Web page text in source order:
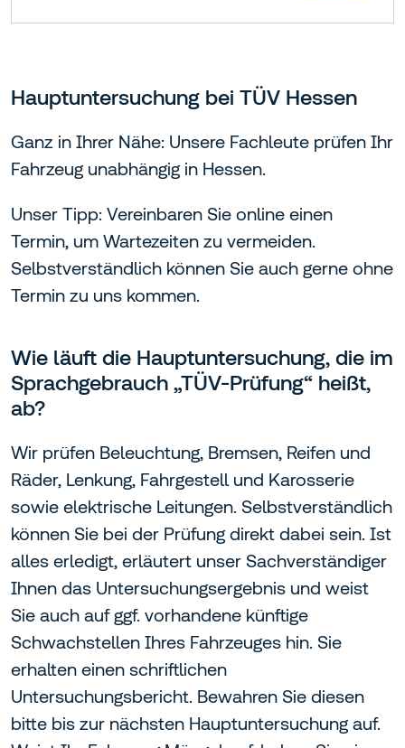
Hauptuntersuchung bei TÜV Hessen
Ganz in Ihrer Nähe: Unsere Fachleute prüfen Ihr
Fahrzeug unabhängig in Hessen.
Unser Tipp: Vereinbaren Sie online einen
Termin, um Wartezeiten zu vermeiden.
Selbstverständlich können Sie auch gerne ohne
Termin zu uns kommen.
Wie läuft die Hauptuntersuchung, die im
Sprachgebrauch „TÜV-Prüfung“ heißt,
ab?
Wir prüfen Beleuchtung, Bremsen, Reifen und
Räder, Lenkung, Fahrgestell und Karosserie
sowie elektrische Leitungen. Selbstverständlich
können Sie bei der Prüfung direkt dabei sein. Ist
alles erledigt, erläutert unser Sachverständiger
Ihnen das Untersuchungsergebnis und weist
Sie auch auf ggf. vorhandene künftige
Schwachstellen Ihres Fahrzeuges hin. Sie
erhalten einen schriftlichen
Untersuchungsbericht. Bewahren Sie diesen
bitte bis zur nächsten Hauptuntersuchung auf.